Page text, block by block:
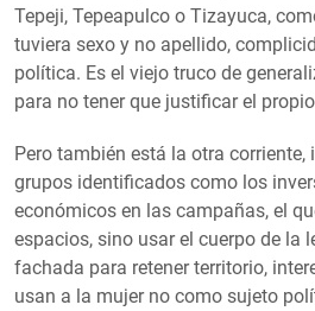
Tepeji, Tepeapulco o Tizayuca,
tuviera sexo y no apellido,
política. Es el viejo truco de
para no tener que justificar el
Pero también está la otra
grupos identificados como los
económicos en las campañas, el
espacios, sino usar el cuerpo de la
fachada para retener territorio,
usan a la mujer no como sujeto